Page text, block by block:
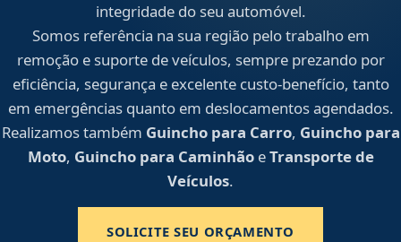
integridade do seu automóvel.
Somos referência na sua região pelo trabalho em
remoção e suporte de veículos, sempre prezando por
eficiência, segurança e excelente custo-benefício, tanto
em emergências quanto em deslocamentos agendados.
Realizamos também Guincho para Carro, Guincho para
Moto, Guincho para CaminhãoeTransporte de
Veículos.
SOLICITE SEU ORÇAMENTO